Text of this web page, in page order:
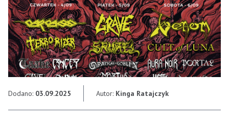
Dodano: 03.09.2025 Autor: Kinga Ratajczyk